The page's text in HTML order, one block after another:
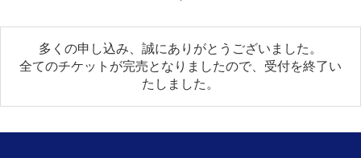
多くの申し込み、誠にありがとうございました。
全てのチケットが完売となりましたので、受付を終了い
たしました。